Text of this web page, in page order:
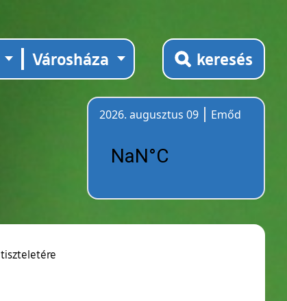
Városháza keresés
2026. augusztus 09
Emőd